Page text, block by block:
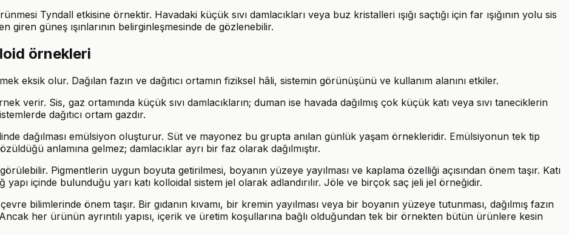
Tyndall etkisine örnektir. Havadaki küçük sıvı damlacıkları veya buz kristalleri ışığı saçtığı için far ışığının yolu sis
güneş ışınlarının belirginleşmesinde de gözlenebilir.
örnekleri
eksik olur. Dağılan fazın ve dağıtıcı ortamın fiziksel hâli, sistemin görünüşünü ve kullanım alanını etkiler.
verir. Sis, gaz ortamında küçük sıvı damlacıkların; duman ise havada dağılmış çok küçük katı veya sıvı taneciklerin
dağıtıcı ortam gazdır.
dağılması emülsiyon oluşturur. Süt ve mayonez bu grupta anılan günlük yaşam örnekleridir. Emülsiyonun tek tip
anlamına gelmez; damlacıklar ayrı bir faz olarak dağılmıştır.
Pigmentlerin uygun boyuta getirilmesi, boyanın yüzeye yayılması ve kaplama özelliği açısından önem taşır. Katı
yapı içinde bulunduğu yarı katı kolloidal sistem jel olarak adlandırılır. Jöle ve birçok saç jeli jel örneğidir.
bilimlerinde önem taşır. Bir gıdanın kıvamı, bir kremin yayılması veya bir boyanın yüzeye tutunması, dağılmış fazın
her ürünün ayrıntılı yapısı, içerik ve üretim koşullarına bağlı olduğundan tek bir örnekten bütün ürünlere kesin